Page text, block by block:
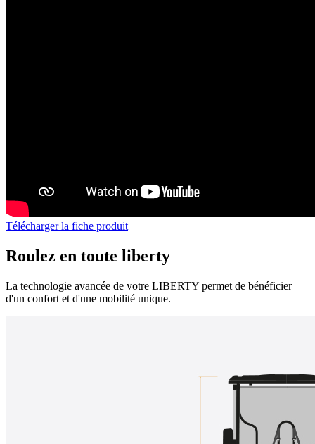
Télécharger la fiche produit
Roulez en toute liberty
La technologie avancée de votre LIBERTY permet de bénéficier
d'un confort et d'une mobilité unique.